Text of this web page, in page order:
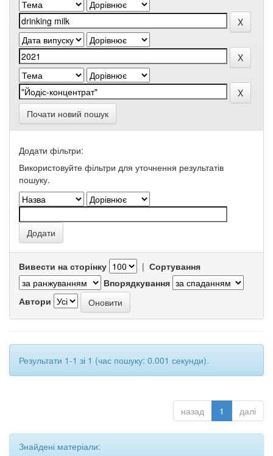
Почати новий пошук
Додати фільтри:
Використовуйте фільтри для уточнення результатів
пошуку.
Вивести на сторінку | Сортування
Впорядкування
Автори
Результати 1-1 зі 1 (час пошуку: 0.001 секунди).
назад 1 далі
Знайдені матеріали: